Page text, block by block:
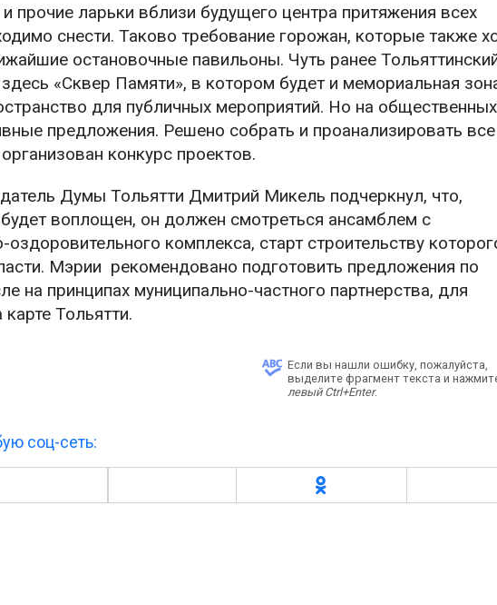
прочие ларьки вблизи будущего центра притяжения всех
снести. Таково требование горожан, которые также
остановочные павильоны. Чуть ранее
«Сквер Памяти», в котором будет и мемориальная
для публичных мероприятий. Но на общественных
предложения. Решено собрать и проанализировать все
конкурс проектов.
Думы Тольятти Дмитрий Микель подчеркнул, что,
воплощен, он должен смотреться ансамблем с
комплекса, старт строительству
Мэрии рекомендовано подготовить предложения по
на принципах муниципально-частного партнерства, для
Тольятти.
Если вы нашли ошибку, пожалуйста,
выделите фрагмент текста и
левый Ctrl+Enter.
соц-сеть: